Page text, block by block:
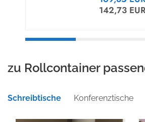
142,73 EUR
zu Rollcontainer
Schreibtische Konferenztische